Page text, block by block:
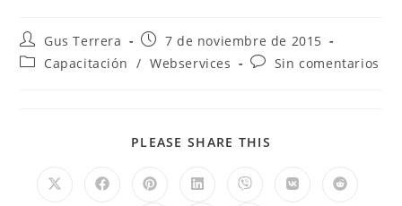
Gus Terrera
7 de noviembre de 2015
Capacitación / Webservices Sin comentarios
PLEASE SHARE THIS